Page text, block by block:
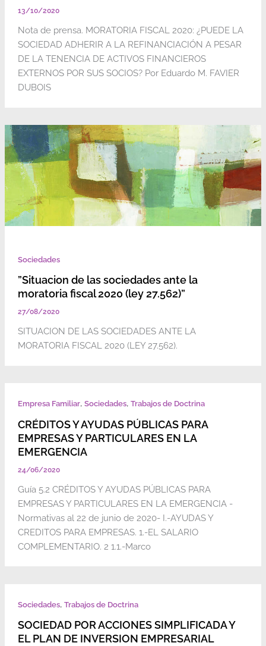
13/10/2020
Nota de prensa. MORATORIA FISCAL 2020: ¿PUEDE LA
SOCIEDAD ADHERIR A LA REFINANCIACIÓN A PESAR
DE LA TENENCIA DE ACTIVOS FINANCIEROS
EXTERNOS POR SUS SOCIOS? Por Eduardo M. FAVIER
DUBOIS
Sociedades
”Situacion de las sociedades ante la
moratoria fiscal 2020 (ley 27.562)”
27/08/2020
SITUACION DE LAS SOCIEDADES ANTE LA
MORATORIA FISCAL 2020 (LEY 27.562).
Empresa Familiar, Sociedades, Trabajos de Doctrina
CRÉDITOS Y AYUDAS PÚBLICAS PARA
EMPRESAS Y PARTICULARES EN LA
EMERGENCIA
24/06/2020
Guía 5.2 CRÉDITOS Y AYUDAS PÚBLICAS PARA
EMPRESAS Y PARTICULARES EN LA EMERGENCIA -
Normativas al 22 de junio de 2020- I.-AYUDAS Y
CREDITOS PARA EMPRESAS. 1.-EL SALARIO
COMPLEMENTARIO. 2 1.1.-Marco
Sociedades, Trabajos de Doctrina
SOCIEDAD POR ACCIONES SIMPLIFICADA Y
EL PLAN DE INVERSION EMPRESARIAL